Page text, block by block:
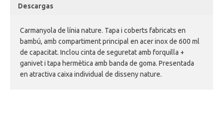
Descargas
Carmanyola de línia nature. Tapa i coberts fabricats en
bambú, amb compartiment principal en acer inox de 600 ml
de capacitat. Inclou cinta de seguretat amb forquilla +
ganivet i tapa hermètica amb banda de goma. Presentada
en atractiva caixa individual de disseny nature.